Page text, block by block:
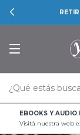
EBOOKS Y AUDIO
Visitá nuestra web